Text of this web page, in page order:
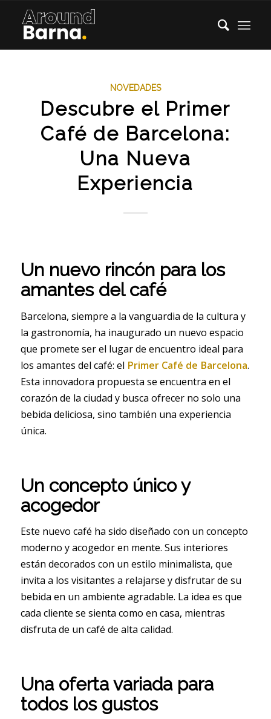
NOVEDADES
Descubre el Primer
Café de Barcelona:
Una Nueva
Experiencia
Un nuevo rincón para los
amantes del café
Barcelona, siempre a la vanguardia de la cultura y
la gastronomía, ha inaugurado un nuevo espacio
que promete ser el lugar de encuentro ideal para
los amantes del café: el Primer Café de Barcelona.
Esta innovadora propuesta se encuentra en el
corazón de la ciudad y busca ofrecer no solo una
bebida deliciosa, sino también una experiencia
única.
Un concepto único y
acogedor
Este nuevo café ha sido diseñado con un concepto
moderno y acogedor en mente. Sus interiores
están decorados con un estilo minimalista, que
invita a los visitantes a relajarse y disfrutar de su
bebida en un ambiente agradable. La idea es que
cada cliente se sienta como en casa, mientras
disfruta de un café de alta calidad.
Una oferta variada para
todos los gustos